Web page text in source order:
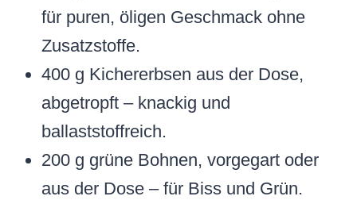
für puren, öligen Geschmack ohne
Zusatzstoffe.
400 g Kichererbsen aus der Dose,
abgetropft – knackig und
ballaststoffreich.
200 g grüne Bohnen, vorgegart oder
aus der Dose – für Biss und Grün.